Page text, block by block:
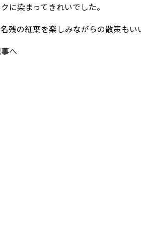
に染まってきれいでした。
残の紅葉を楽しみながらの散策もい
へ